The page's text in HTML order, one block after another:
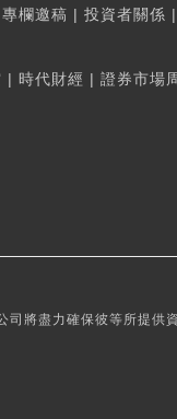
專欄邀稿 | 投資者關係 |
| 時代財經 | 證券市場
司將盡力確保彼等所提供